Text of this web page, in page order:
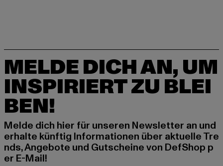
MELDE DICH AN, UM
INSPIRIERT ZU BLEI
BEN!
Melde dich hier für unseren Newsletter an und
erhalte künftig Informationen über aktuelle Tre
nds, Angebote und Gutscheine von DefShop p
er E-Mail!